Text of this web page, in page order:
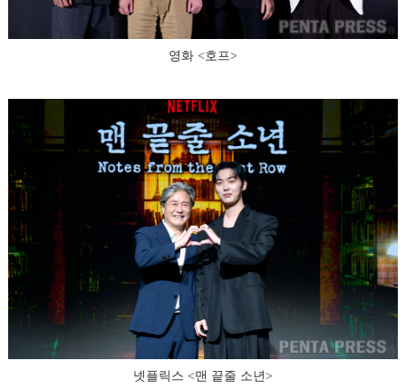
영화 <호프>
넷플릭스 <맨 끝줄 소년>